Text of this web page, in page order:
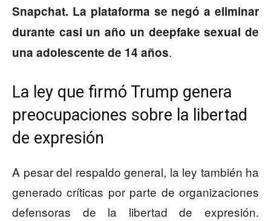
Snapchat. La plataforma se negó a eliminar
durante casi un año un deepfake sexual de
una adolescente de 14 años.
La ley que firmó Trump genera
preocupaciones sobre la libertad
de expresión
A pesar del respaldo general, la ley también ha
generado críticas por parte de organizaciones
defensoras de la libertad de expresión.